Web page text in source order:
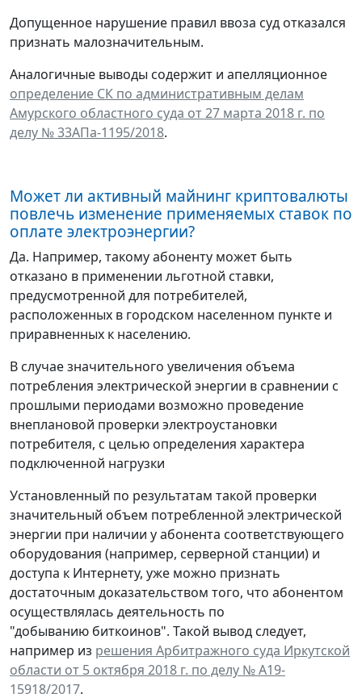
Допущенное нарушение правил ввоза суд отказался
признать малозначительным.
Аналогичные выводы содержит и апелляционное
определение СК по административным делам
Амурского областного суда от 27 марта 2018 г. по
делу № 33АПа-1195/2018.
Может ли активный майнинг криптовалюты
повлечь изменение применяемых ставок по
оплате электроэнергии?
Да. Например, такому абоненту может быть
отказано в применении льготной ставки,
предусмотренной для потребителей,
расположенных в городском населенном пункте и
приравненных к населению.
В случае значительного увеличения объема
потребления электрической энергии в сравнении с
прошлыми периодами возможно проведение
внеплановой проверки электроустановки
потребителя, с целью определения характера
подключенной нагрузки
Установленный по результатам такой проверки
значительный объем потребленной электрической
энергии при наличии у абонента соответствующего
оборудования (например, серверной станции) и
доступа к Интернету, уже можно признать
достаточным доказательством того, что абонентом
осуществлялась деятельность по
"добыванию биткоинов". Такой вывод следует,
например из решения Арбитражного суда Иркутской
области от 5 октября 2018 г. по делу № А19-
15918/2017.